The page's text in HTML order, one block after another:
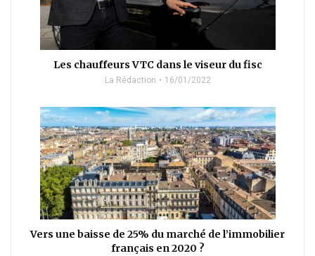
Les chauffeurs VTC dans le viseur du fisc
La Rédaction 16/01/2022
Vers une baisse de 25% du marché de l’immobilier
français en 2020 ?